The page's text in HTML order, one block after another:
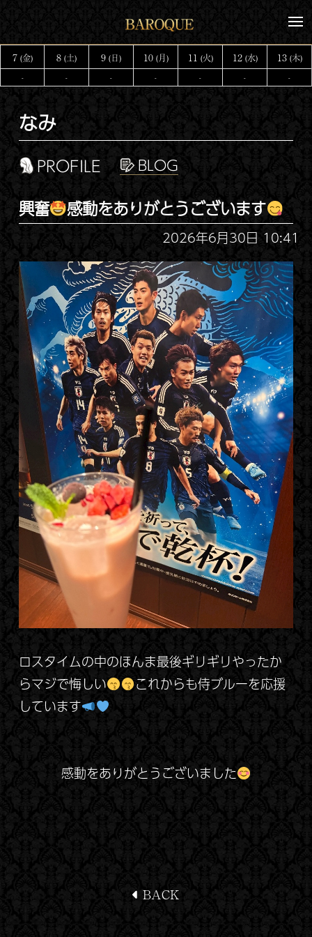
テ
ン
ツ
へ
プ
メ
ュ
ー
7 (金) 8 (土) 9 (日) 10 (月) 11 (火) 12 (水) 13 (木)
- - - - - - -
なみ
PROFILE
興奮
感動をありがとうございます
2026年6月30日 10:41
ロスタイムの中のほんま最後ギリギリやったか
らマジで悔しい
これからも侍ブルーを応援
しています
感動をありがとうございました
BACK